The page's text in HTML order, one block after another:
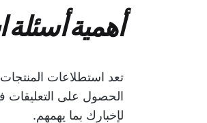
أهمية
تعد استطلاعات
الحصول على التعليقات
لإخبارك بما يهمهم.